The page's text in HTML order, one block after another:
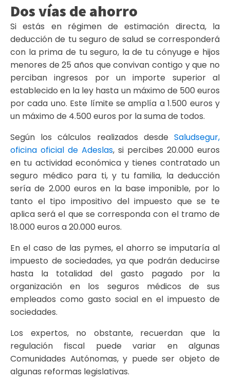
Dos vías de ahorro
Si estás en régimen de estimación directa, la
deducción de tu seguro de salud se corresponderá
con la prima de tu seguro, la de tu cónyuge e hijos
menores de 25 años que convivan contigo y que no
perciban ingresos por un importe superior al
establecido en la ley hasta un máximo de 500 euros
por cada uno. Este límite se amplía a 1.500 euros y
un máximo de 4.500 euros por la suma de todos.
Según los cálculos realizados desde Saludsegur,
oficina oficial de Adeslas, si percibes 20.000 euros
en tu actividad económica y tienes contratado un
seguro médico para ti, y tu familia, la deducción
sería de 2.000 euros en la base imponible, por lo
tanto el tipo impositivo del impuesto que se te
aplica será el que se corresponda con el tramo de
18.000 euros a 20.000 euros.
En el caso de las pymes, el ahorro se imputaría al
impuesto de sociedades, ya que podrán deducirse
hasta la totalidad del gasto pagado por la
organización en los seguros médicos de sus
empleados como gasto social en el impuesto de
sociedades.
Los expertos, no obstante, recuerdan que la
regulación fiscal puede variar en algunas
Comunidades Autónomas, y puede ser objeto de
algunas reformas legislativas.